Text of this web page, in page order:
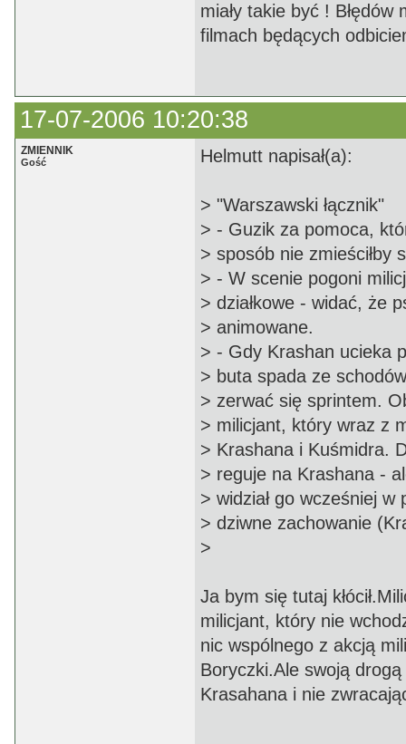
miały takie być !
filmach będących
17-07-2006 10:20:38
ZMIENNIK
Gość Helmutt napisał(a):
> "Warszawski łącznik"
> - Guzik za pomoca,
> sposób nie zmieściłby
> - W scenie pogoni
> działkowe - widać, że
> animowane.
> - Gdy Krashan ucieka
> buta spada ze
> zerwać się sprintem.
> milicjant, który wraz z
> Krashana i Kuśmidra.
> reguje na Krashana -
> widział go wcześniej
> dziwne zachowanie
>
Ja bym się tutaj
milicjant, który nie
nic wspólnego z akcją
Boryczki.Ale swoją
Krasahana i nie